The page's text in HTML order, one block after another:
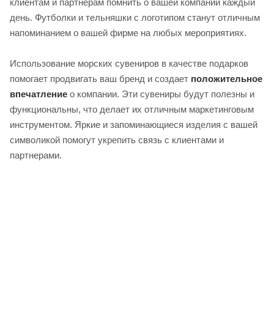
клиентам и партнерам помнить о вашей компании каждый
день. Футболки и тельняшки с логотипом станут отличным
напоминанием о вашей фирме на любых мероприятиях.
Использование морских сувениров в качестве подарков
помогает продвигать ваш бренд и создает положительное
впечатление о компании. Эти сувениры будут полезны и
функциональны, что делает их отличным маркетинговым
инструментом. Яркие и запоминающиеся изделия с вашей
символикой помогут укрепить связь с клиентами и
партнерами.